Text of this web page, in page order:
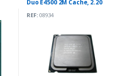
Duo E4500 2M Cache, 2.20
REF:08934